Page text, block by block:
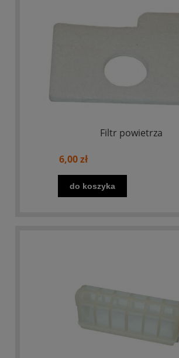
Filtr powietrza
6,00 zł
do koszyka